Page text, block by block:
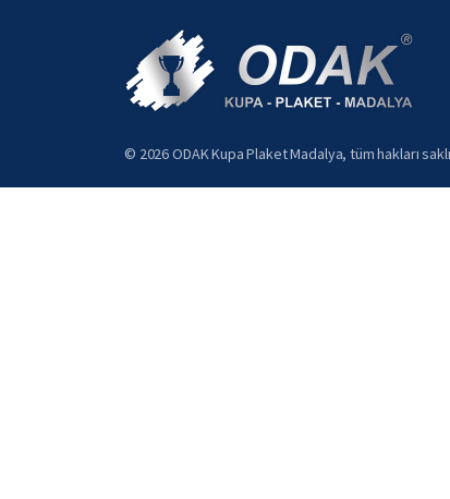
© 2026 ODAK Kupa Plaket Madalya, tüm hakları